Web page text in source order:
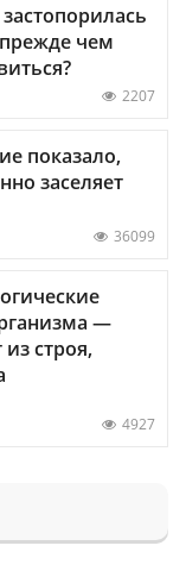
чем
2207
показало,
заселяет
36099
—
строя,
4927